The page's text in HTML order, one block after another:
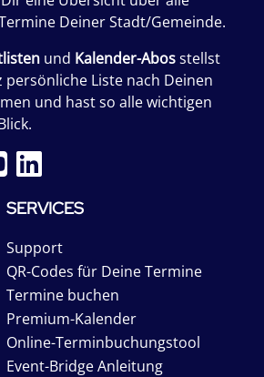
Deiner Stadt/Gemeinde.
und Kalender-Abosstellst
persönliche Liste nach Deinen
und hast so alle wichtigen
SERVICES
Support
QR-Codes für Deine Termine
Termine buchen
Premium-Kalender
Online-Terminbuchungstool
Event-Bridge Anleitung